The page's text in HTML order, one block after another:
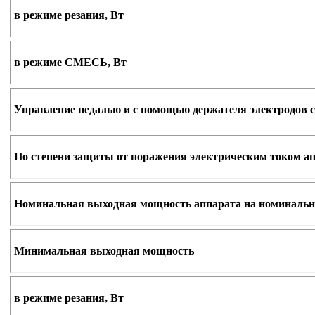
в режиме резания, Вт
в режиме СМЕСЬ, Вт
Управление педалью и с помощью держателя электродов
По степени защиты от поражения электрическим током
Номинальная выходная мощность аппарата на
Минимальная выходная мощность
в режиме резания, Вт